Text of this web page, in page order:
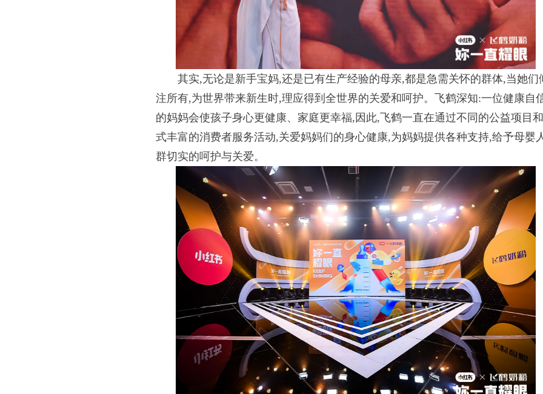
其实,无论是新手宝妈,还是已有生产经验的母亲,都是急需关怀的群体,当她们
注所有,为世界带来新生时,理应得到全世界的关爱和呵护。飞鹤深知:一位健康自
的妈妈会使孩子身心更健康、家庭更幸福,因此,飞鹤一直在通过不同的公益项目
式丰富的消费者服务活动,关爱妈妈们的身心健康,为妈妈提供各种支持,给予母婴
群切实的呵护与关爱。